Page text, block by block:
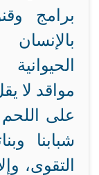
برامج
مواقد لا
على
شبابنا
التقوى،